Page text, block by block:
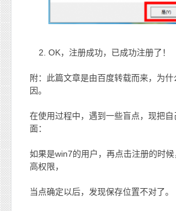
OK，注册成功，已成功注册了！
附：此篇文章是由百度转载而来，为
因。
在使用过程中，遇到一些盲点，现把
面：
如果是win7的用户，再点击注册的时
高权限，
当点确定以后，发现保存位置不对了。